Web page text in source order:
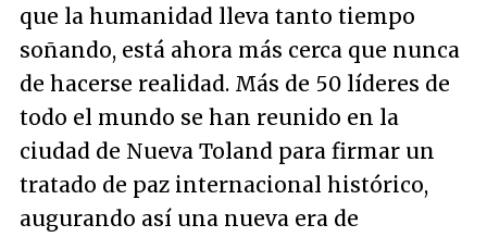
que la humanidad lleva tanto tiempo
soñando, está ahora más cerca que nunca
de hacerse realidad. Más de 50 líderes de
todo el mundo se han reunido en la
ciudad de Nueva Toland para firmar un
tratado de paz internacional histórico,
augurando así una nueva era de